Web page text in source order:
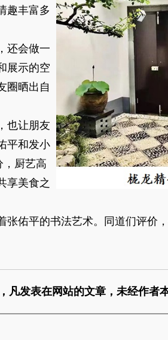
趣丰富多
还会做一
展示的空
圈晒出自
也让朋友
平和发小
，厨艺高
享美食之
佑平的书法艺术。同道们评价
凡发表在网站的文章，未经作者